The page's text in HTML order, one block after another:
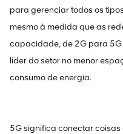
para gerenciar todos os
mesmo à medida que as
capacidade, de 2G para
líder do setor no menor
consumo de energia.
5G significa conectar coisas